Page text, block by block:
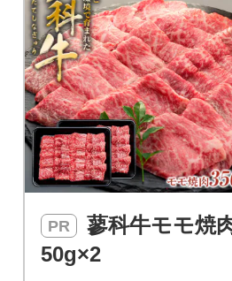
PR
50g×2